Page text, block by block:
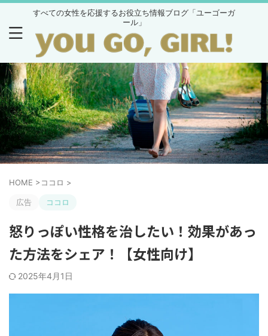
すべての女性を応援するお役立ち情報ブログ「ユーゴーガ
ール」
HOME >ココロ >
広告 ココロ
怒りっぽい性格を治したい！効果があっ
た方法をシェア！【女性向け】
2025年4月1日